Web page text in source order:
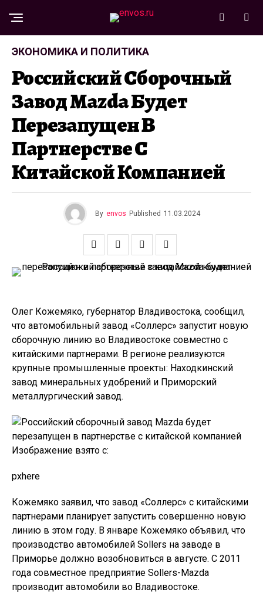
ЭКОНОМИКА И ПОЛИТИКА
Российский Сборочный
Завод Mazda Будет
Перезапущен В
Партнерстве С
Китайской Компанией
By envos Published 11.03.2024
Олег Кожемяко, губернатор Владивостока, сообщил,
что автомобильный завод «Соллерс» запустит новую
сборочную линию во Владивостоке совместно с
китайскими партнерами. В регионе реализуются
крупные промышленные проекты: Находкинский
завод минеральных удобрений и Приморский
металлургический завод.
Изображение взято с:
pxhere
Кожемяко заявил, что завод «Соллерс» с китайскими
партнерами планирует запустить совершенно новую
линию в этом году. В январе Кожемяко объявил, что
производство автомобилей Sollers на заводе в
Приморье должно возобновиться в августе. С 2011
года совместное предприятие Sollers-Mazda
производит автомобили во Владивостоке.